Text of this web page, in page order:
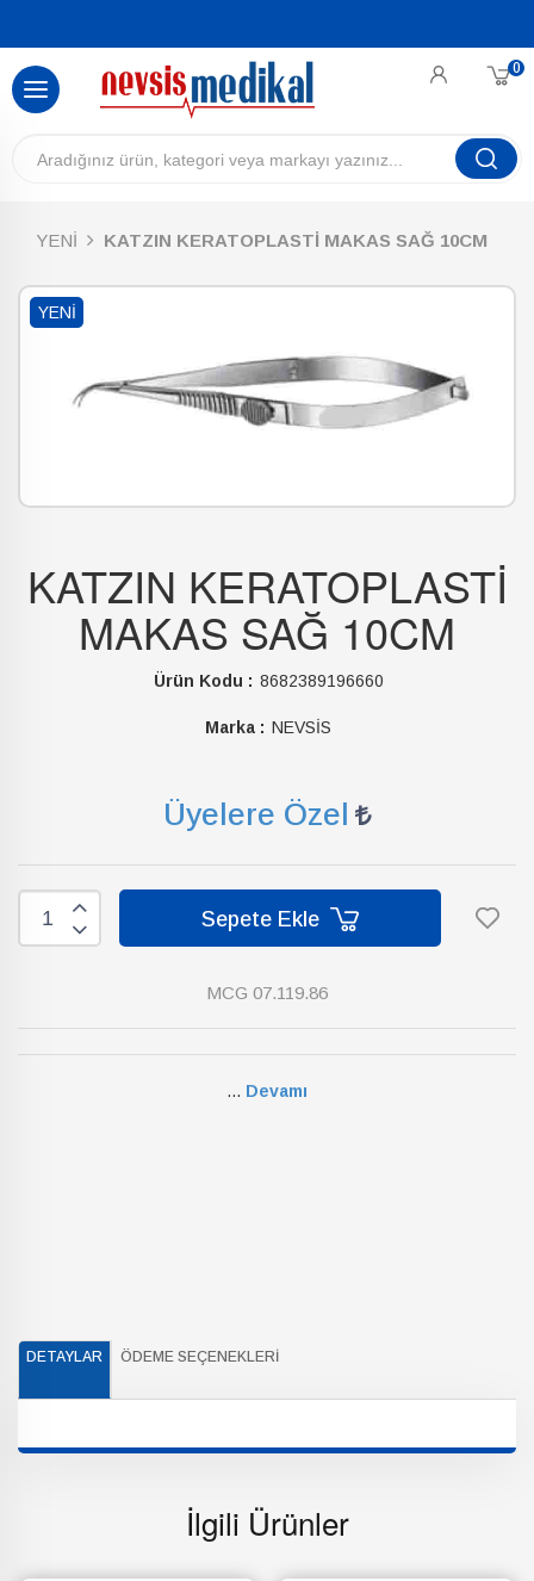
0
YENİ KATZIN KERATOPLASTİ MAKAS SAĞ 10CM
YENI
KATZIN KERATOPLASTİ
MAKAS SAĞ 10CM
Ürün Kodu : 8682389196660
Marka : NEVSİS
Üyelere Özel
Sepete Ekle
MCG 07.119.86
... Devamı
DETAYLAR ÖDEME SEÇENEKLERI
İlgili Ürünler